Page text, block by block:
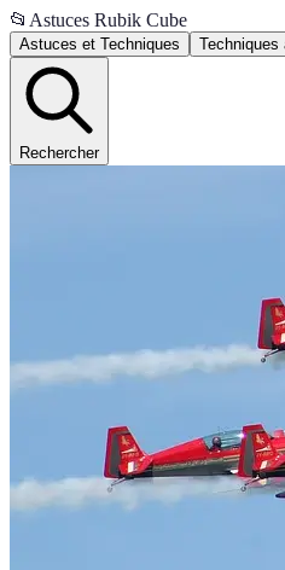
📂 Astuces Rubik Cube
Astuces et Techniques Techniques
Rechercher